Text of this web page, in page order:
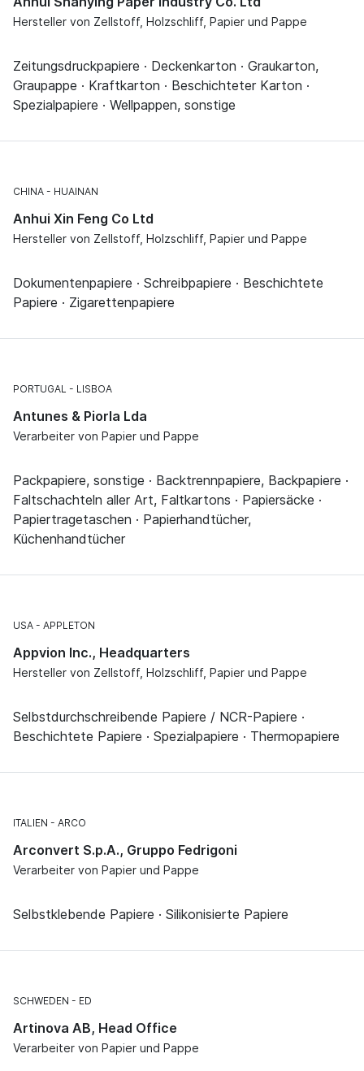
Hersteller von Zellstoff, Holzschliff, Papier und Pappe
Zeitungsdruckpapiere · Deckenkarton · Graukarton,
Graupappe · Kraftkarton · Beschichteter Karton ·
Spezialpapiere · Wellpappen, sonstige
CHINA HUAINAN
Anhui Xin Feng Co Ltd
Hersteller von Zellstoff, Holzschliff, Papier und Pappe
Dokumentenpapiere · Schreibpapiere · Beschichtete
Papiere · Zigarettenpapiere
PORTUGAL LISBOA
Antunes & Piorla Lda
Verarbeiter von Papier und Pappe
Packpapiere, sonstige · Backtrennpapiere, Backpapiere ·
Faltschachteln aller Art, Faltkartons · Papiersäcke ·
Papiertragetaschen · Papierhandtücher,
Küchenhandtücher
USA APPLETON
Appvion Inc., Headquarters
Hersteller von Zellstoff, Holzschliff, Papier und Pappe
Selbstdurchschreibende Papiere / NCR-Papiere ·
Beschichtete Papiere · Spezialpapiere · Thermopapiere
ITALIEN ARCO
Arconvert S.p.A., Gruppo Fedrigoni
Verarbeiter von Papier und Pappe
Selbstklebende Papiere · Silikonisierte Papiere
SCHWEDEN ED
Artinova AB, Head Office
Verarbeiter von Papier und Pappe